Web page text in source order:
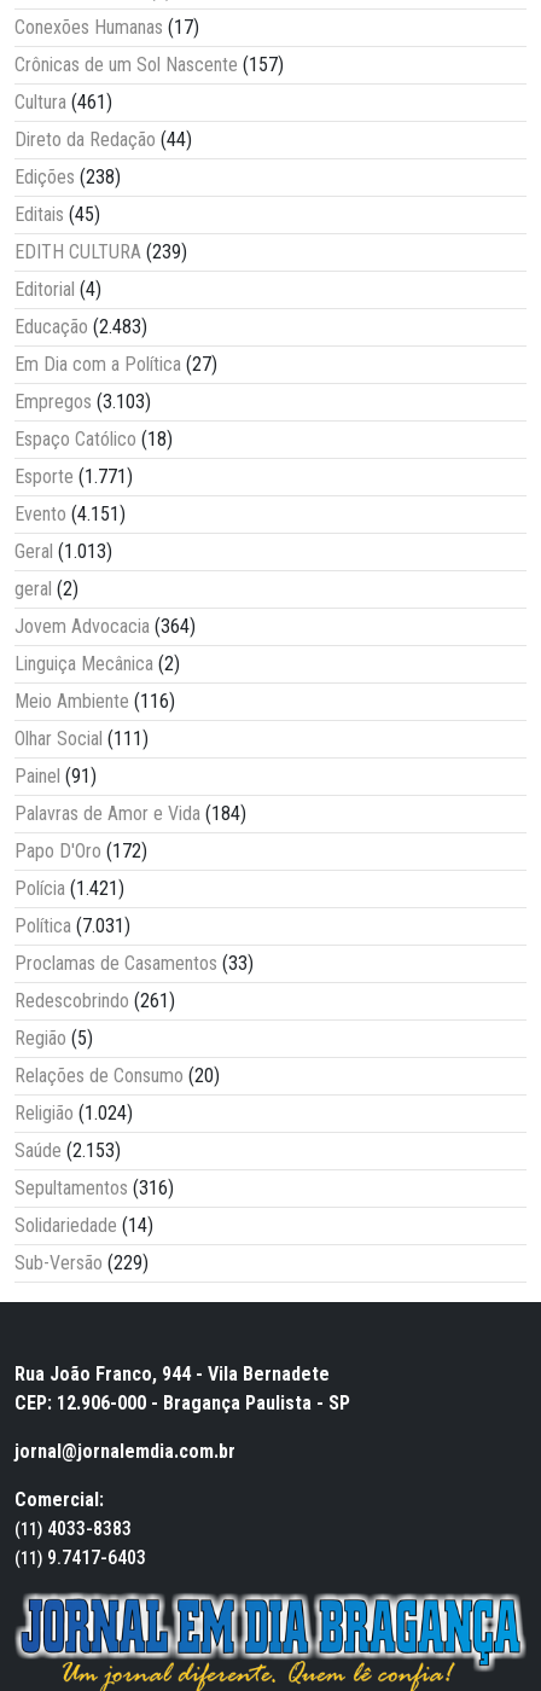
Conexões Humanas (17)
Crônicas de um Sol Nascente (157)
Cultura (461)
Direto da Redação (44)
Edições (238)
Editais (45)
EDITH CULTURA (239)
Editorial (4)
Educação (2.483)
Em Dia com a Política (27)
Empregos (3.103)
Espaço Católico (18)
Esporte (1.771)
Evento (4.151)
Geral (1.013)
geral (2)
Jovem Advocacia (364)
Linguiça Mecânica (2)
Meio Ambiente (116)
Olhar Social (111)
Painel (91)
Palavras de Amor e Vida (184)
Papo D'Oro (172)
Polícia (1.421)
Política (7.031)
Proclamas de Casamentos (33)
Redescobrindo (261)
Região (5)
Relações de Consumo (20)
Religião (1.024)
Saúde (2.153)
Sepultamentos (316)
Solidariedade (14)
Sub-Versão (229)
Rua João Franco, 944 - Vila Bernadete
CEP: 12.906-000 - Bragança Paulista - SP
jornal@jornalemdia.com.br
Comercial:
(11) 4033-8383
(11) 9.7417-6403